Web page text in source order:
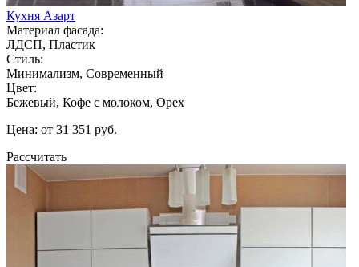
Кухня Азарт
Материал фасада:
ЛДСП, Пластик
Стиль:
Минимализм, Современный
Цвет:
Бежевый, Кофе с молоком, Орех
Цена: от 31 351 руб.
Рассчитать